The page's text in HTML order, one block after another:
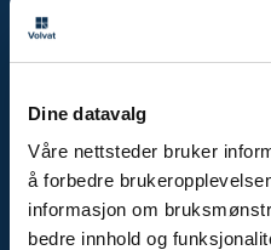
Dine datavalg
Våre nettsteder bruker
å forbedre
informasjon om
bedre innhold og
Priser
Avbestille / se time
Aktuelt (artikler)
Bedrift
Forsikring